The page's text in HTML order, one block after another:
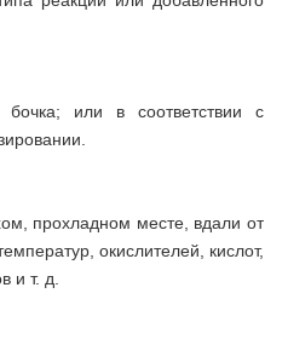
бочка; или в соответствии с
прохладном месте, вдали от
окислителей, кислот,
и т. д.